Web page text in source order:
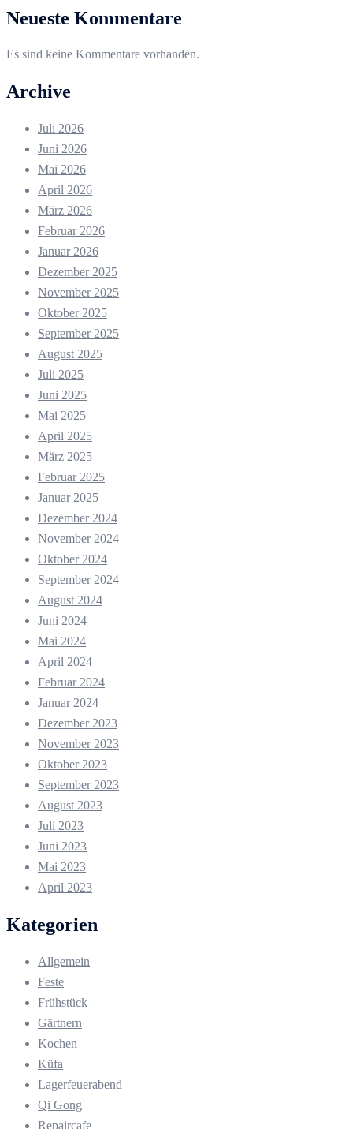
Neueste Kommentare
Es sind keine Kommentare vorhanden.
Archive
Juli 2026
Juni 2026
Mai 2026
April 2026
März 2026
Februar 2026
Januar 2026
Dezember 2025
November 2025
Oktober 2025
September 2025
August 2025
Juli 2025
Juni 2025
Mai 2025
April 2025
März 2025
Februar 2025
Januar 2025
Dezember 2024
November 2024
Oktober 2024
September 2024
August 2024
Juni 2024
Mai 2024
April 2024
Februar 2024
Januar 2024
Dezember 2023
November 2023
Oktober 2023
September 2023
August 2023
Juli 2023
Juni 2023
Mai 2023
April 2023
Kategorien
Allgemein
Feste
Frühstück
Gärtnern
Kochen
Küfa
Lagerfeuerabend
Qi Gong
Repaircafe